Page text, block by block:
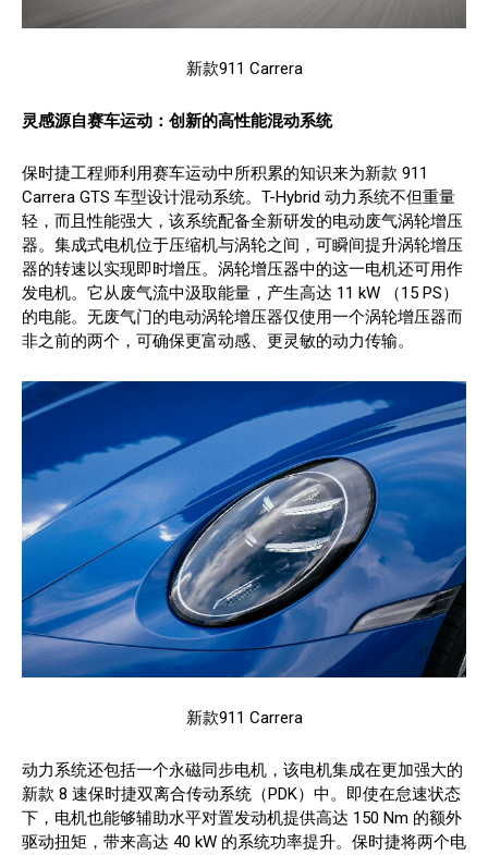
新款911 Carrera
灵感源自赛车运动：创新的高性能混动系统
保时捷工程师利用赛车运动中所积累的知识来为新款 911
Carrera GTS 车型设计混动系统。T-Hybrid 动力系统不但重量
轻，而且性能强大，该系统配备全新研发的电动废气涡轮增压
器。集成式电机位于压缩机与涡轮之间，可瞬间提升涡轮增压
器的转速以实现即时增压。涡轮增压器中的这一电机还可用作
发电机。它从废气流中汲取能量，产生高达 11 kW （15 PS）
的电能。无废气门的电动涡轮增压器仅使用一个涡轮增压器而
非之前的两个，可确保更富动感、更灵敏的动力传输。
新款911 Carrera
动力系统还包括一个永磁同步电机，该电机集成在更加强大的
新款 8 速保时捷双离合传动系统（PDK）中。即使在怠速状态
下，电机也能够辅助水平对置发动机提供高达 150 Nm 的额外
驱动扭矩，带来高达 40 kW 的系统功率提升。保时捷将两个电